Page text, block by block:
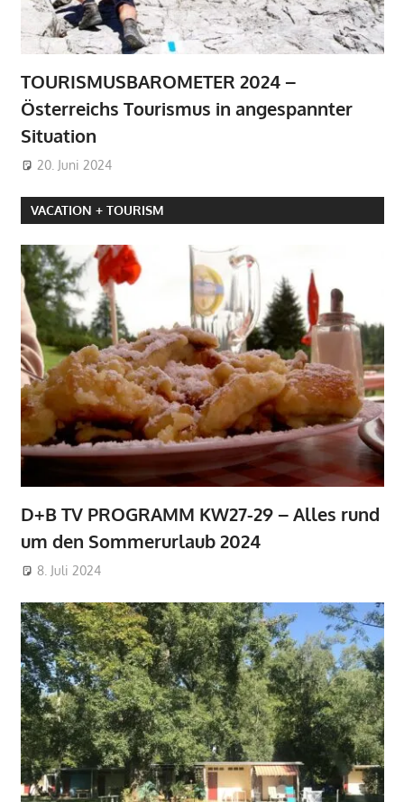
TOURISMUSBAROMETER 2024 –
Österreichs Tourismus in angespannter
Situation
20. Juni 2024
VACATION + TOURISM
D+B TV PROGRAMM KW27-29 – Alles rund
um den Sommerurlaub 2024
8. Juli 2024